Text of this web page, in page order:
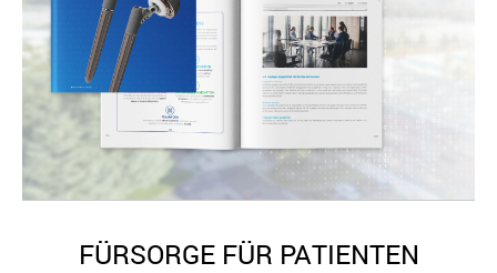
FÜRSORGE FÜR PATIENTEN